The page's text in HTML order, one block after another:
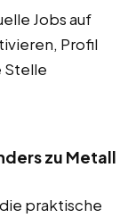
Jobs auf
Profil
Stelle
zu Metall
praktische